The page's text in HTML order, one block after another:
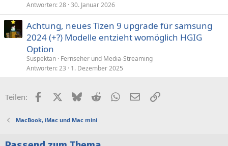
Antworten 28 30. Januar 2026
Achtung, neues Tizen 9 upgrade für samsung
2024 (+?) Modelle entzieht womöglich HGIG
Option
Suspektan Fernseher und Media-Streaming
Antworten 23 1. Dezember 2025
Teilen: FacebookX (Twitter)
BlueskyRedditWhatsApp
E-MailLink
MacBook, iMac und Mac mini